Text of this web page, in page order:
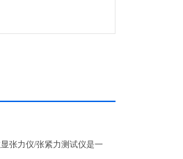
显张力仪/张紧力测试仪是一